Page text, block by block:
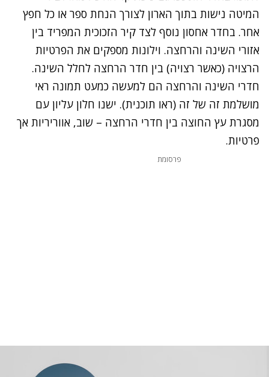
המיטה נישות בתוך הארון לצורך הנחת ספר או כל חפץ
אחר. בחדר אחסון נוסף לצד קיר הזכוכית המפריד בין
אזורי השינה והרחצה. וילונות מספקים את הפרטיות
הרצויה (כאשר רצויה) בין חדר הרחצה לחלל השינה.
חדרי השינה והרחצה הם למעשה כמעט תמונה ראי
מושלמת זה של זה (ראו תוכנית). ישנו חלון עליון עם
מסגרת עץ החוצה בין חדרי הרחצה – שוב, אווריריות אך
פרטיות.
פרסומת